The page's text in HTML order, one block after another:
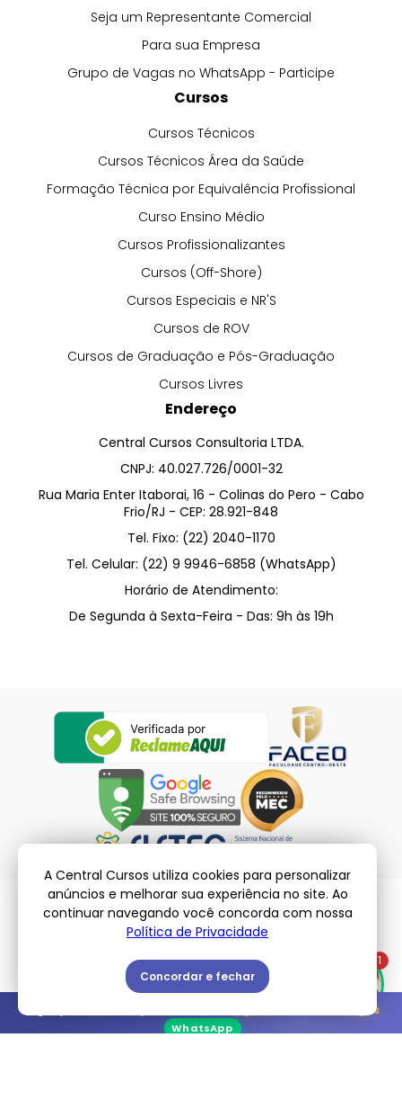
Seja um Representante Comercial
Para sua Empresa
Grupo de Vagas no WhatsApp - Participe
Cursos
Cursos Técnicos
Cursos Técnicos Área da Saúde
Formação Técnica por Equivalência Profissional
Curso Ensino Médio
Cursos Profissionalizantes
Cursos (Off-Shore)
Cursos Especiais e NR'S
Cursos de ROV
Cursos de Graduação e Pós-Graduação
Cursos Livres
Endereço
Central Cursos Consultoria LTDA.
CNPJ: 40.027.726/0001-32
Rua Maria Enter Itaborai, 16 - Colinas do Pero - Cabo
Frio/RJ - CEP: 28.921-848
Tel. Fixo: (22) 2040-1170
Tel. Celular: (22) 9 9946-6858 (WhatsApp)
Horário de Atendimento:
De Segunda à Sexta-Feira - Das: 9h às 19h
© Central Cursos – 2026 | Todos os Direitos Reservados
Políticas de Privacidade-Termos de Uso 1
A Central Cursos utiliza cookies para personalizar
anúncios e melhorar sua experiência no site. Ao
continuar navegando você concorda com nossa
Política de Privacidade
Concordar e fechar
2 vagas
WhatsApp